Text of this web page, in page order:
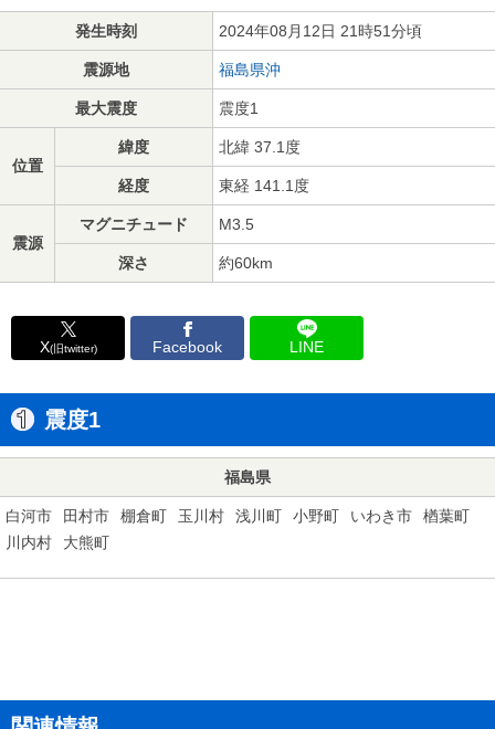
発生時刻 2024年08月12日 21時51分頃
震源地 福島県沖
最大震度 震度1
位置
緯度 北緯 37.1度
経度 東経 141.1度
震源
マグニチュード M3.5
深さ 約60km
X(旧twitter) Facebook LINE
震度1
福島県
白河市 田村市 棚倉町 玉川村 浅川町 小野町 いわき市
楢葉町
川内村
大熊町